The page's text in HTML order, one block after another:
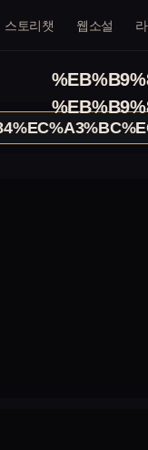
스토리챗 웹소설